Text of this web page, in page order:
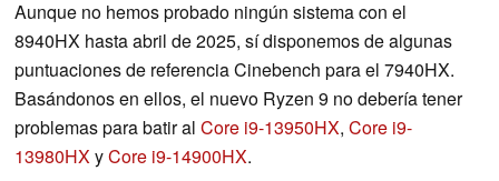
Aunque no hemos probado ningún sistema con el
8940HX hasta abril de 2025, sí disponemos de algunas
puntuaciones de referencia Cinebench para el 7940HX.
Basándonos en ellos, el nuevo Ryzen 9 no debería tener
problemas para batir al Core i9-13950HX, Core i9-
13980HXyCore i9-14900HX.